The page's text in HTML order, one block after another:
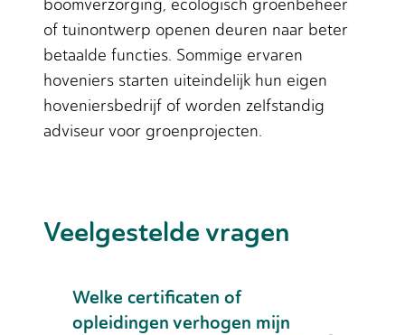
boomverzorging, ecologisch groenbeheer
of tuinontwerp openen deuren naar beter
betaalde functies. Sommige ervaren
hoveniers starten uiteindelijk hun eigen
hoveniersbedrijf of worden zelfstandig
adviseur voor groenprojecten.
Veelgestelde vragen
Welke certificaten of
opleidingen verhogen mijn